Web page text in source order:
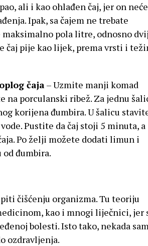
ali i kao ohlađen čaj, jer on neće
Ipak, sa čajem ne trebate
pola litre, odnosno
čaj pije kao lijek, prema vrsti i
čaja– Uzmite manji komad
porculanski ribež. Za jednu
korijena đumbira. U šalicu
Pustite da čaj stoji 5 minuta, a
Po želji možete dodati limun i
đumbira.
čišćenju organizma. Tu teoriju
kao i mnogi liječnici, jer
bolesti. Isto tako, nekada
ozdravljenja.